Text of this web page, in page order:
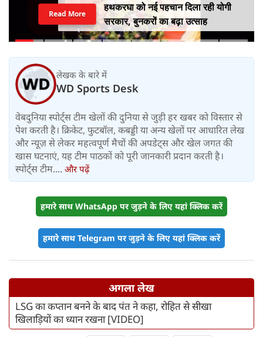
हथकरघा को नई पहचान दिला रही योगी
सरकार, बुनकरों का बढ़ा उत्साह
Read More
लेखक के बारे में
WD Sports Desk
वेबदुनिया स्पोर्ट्स टीम खेलों की दुनिया से जुड़ी हर खबर को विस्तार से
पेश करती है। क्रिकेट, फुटबॉल, कबड्डी या अन्य खेलों पर आधारित लेख
और न्यूज़ से लेकर महत्वपूर्ण मैचों की अपडेट्स और खेल जगत की
खास घटनाएं, यह टीम पाठकों को पूरी जानकारी प्रदान करती है।
स्पोर्ट्स टीम.... और पढ़ें
हमारे साथ WhatsApp पर जुड़ने के लिए यहां क्लिक करें
हमारे साथ Telegram पर जुड़ने के लिए यहां क्लिक करें
अगला लेख
LSG का कप्तान बनने के बाद पंत ने कहा, रोहित से सीखा
खिलाड़ियों का ध्यान रखना [VIDEO]